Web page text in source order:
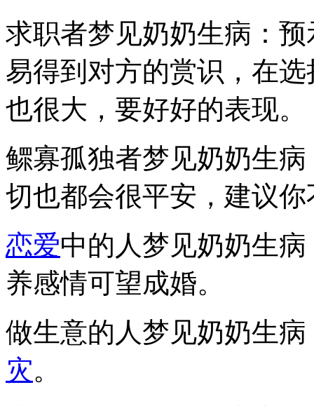
求职者梦见奶奶生病：
易得到对方的赏识，在
也很大，要好好的表现。
鳏寡孤独者梦见奶奶生
切也都会很平安，建议
恋爱中的人梦见奶奶生
养感情可望成婚。
做生意的人梦见奶奶生
灾。